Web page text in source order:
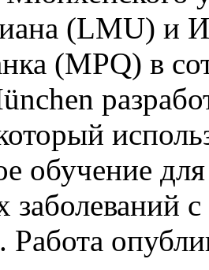
(LMU) и
(MPQ) в
обучение
заболеваний
Работа